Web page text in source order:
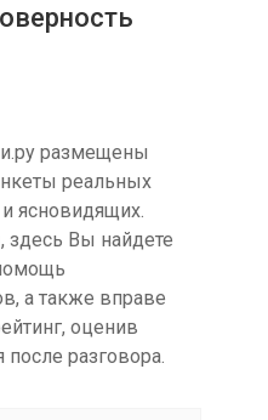
размещены
реальных
ясновидящих.
Вы найдете
а также вправе
оценив
разговора.